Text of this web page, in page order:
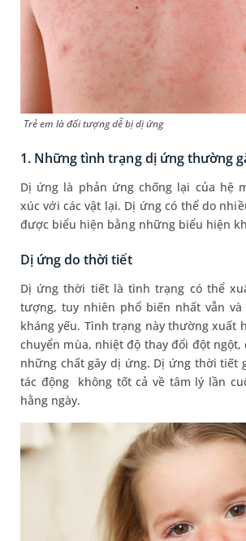
Trẻ em là đối tượng dễ bị dị ứng
1. Những tình trạng dị ứng thường
Dị ứng là phản ứng chống lại của hệ
xúc với các vật lại. Dị ứng có thể do
được biểu hiện bằng những biểu hiện
Dị ứng do thời tiết
Dị ứng thời tiết là tình trạng có thể
tượng, tuy nhiên phổ biến nhất vẫn
kháng yếu. Tình trạng này thường xuất
chuyển mùa, nhiệt độ thay đổi đột ngột,
những chất gây dị ứng. Dị ứng thời tiết
tác động không tốt cả về tâm lý lần
hằng ngày.